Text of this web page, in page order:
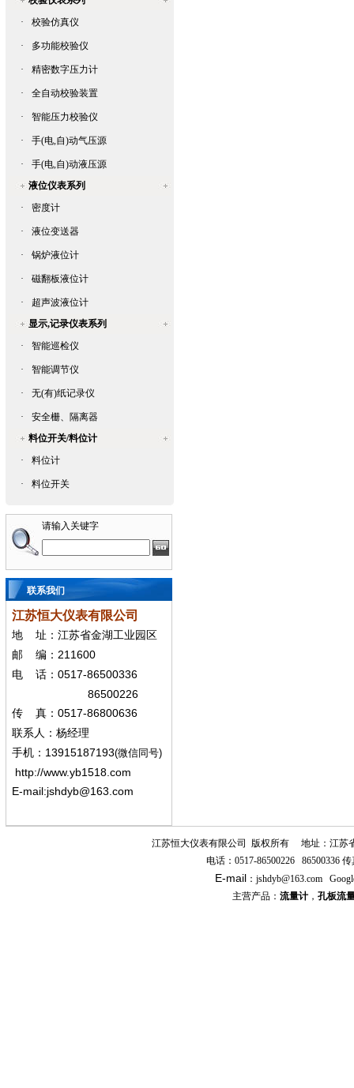
·
校验仿真仪
· 多功能校验仪
· 精密数字压力计
· 全自动校验装置
· 智能压力校验仪
· 手(电,自)动气压源
·
手(电,自)动液压源
液位仪表系列
·
密度计
· 液位变送器
· 锅炉液位计
· 磁翻板液位计
·
超声波液位计
显示,记录仪表系列
·
智能巡检仪
· 智能调节仪
· 无(有)纸记录仪
·
安全栅、隔离器
料位开关/料位计
·
料位计
· 料位开关
请输入关键字
联系我们
江苏恒大仪表有限公司
地
址：江苏省金湖工业园区
邮
编： 211600
电 话： 0517-86500336
86500226
传 真： 0517-86800636
联系人：杨经理
手机 ： 13915187193(微信同号)
http://www.yb1518.com
E-mail:jshdyb@163.com
江苏恒大仪表有限公司 版权所有
地址：江苏
电话： 0517-86500226 86500336 传
E-mail ： jshdyb@163.com
主营产品： 流量计， 孔板流